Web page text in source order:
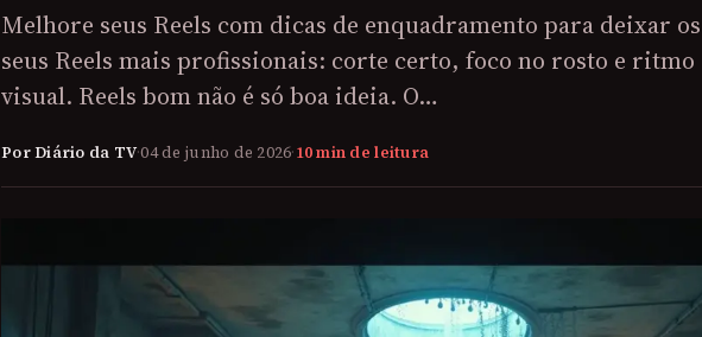
Melhore seus Reels com dicas de enquadramento para deixar os
seus Reels mais profissionais: corte certo, foco no rosto e ritmo
visual. Reels bom não é só boa ideia. O…
Por Diário da TV·04 de junho de 2026·10 min de leitura